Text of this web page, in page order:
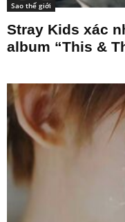
Sao thế giới
Stray Kids xác
album “This &